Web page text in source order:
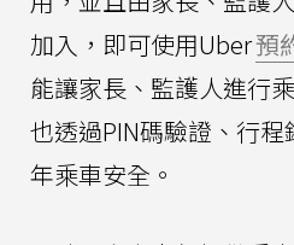
加入，即可使用Uber預
能讓家長、監護人進行
也透過PIN碼驗證、行
年乘車安全。